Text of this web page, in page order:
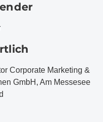
Corporate Marketing &
GmbH, Am Messesee